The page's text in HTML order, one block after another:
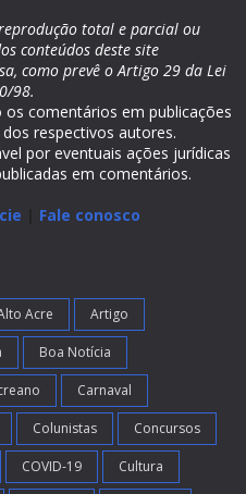
total e parcial ou
conteúdos deste site
como prevê o Artigo 29 da Lei
98.
comentários em publicações
respectivos autores.
por eventuais ações jurídicas
em comentários.
Fale conosco
Acre Artigo
Boa Notícia
Carnaval
Colunistas Concursos
COVID-19 Cultura